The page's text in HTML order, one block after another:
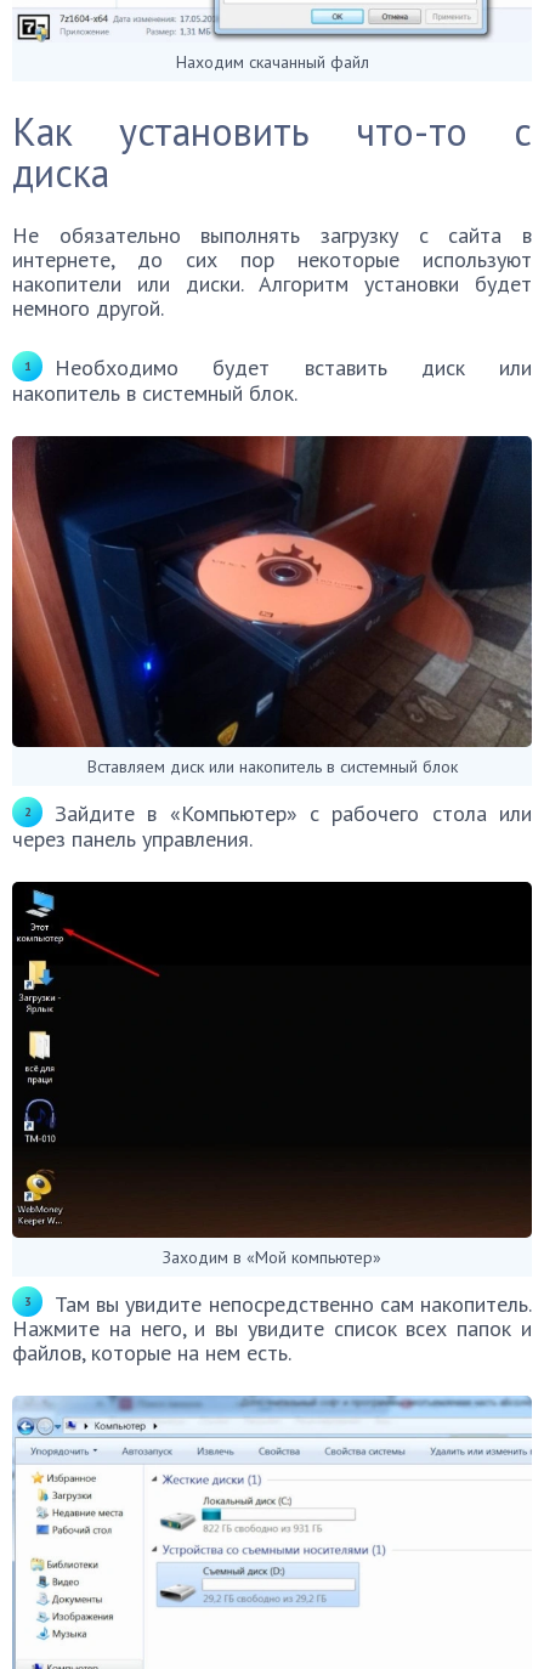
Находим скачанный файл
Как установить что-то с
диска
Не обязательно выполнять загрузку с сайта в
интернете, до сих пор некоторые используют
накопители или диски. Алгоритм установки будет
немного другой.
Необходимо будет вставить диск или
накопитель в системный блок.
Вставляем диск или накопитель в системный блок
Зайдите в «Компьютер» с рабочего стола или
через панель управления.
Заходим в «Мой компьютер»
Там вы увидите непосредственно сам накопитель.
Нажмите на него, и вы увидите список всех папок и
файлов, которые на нем есть.